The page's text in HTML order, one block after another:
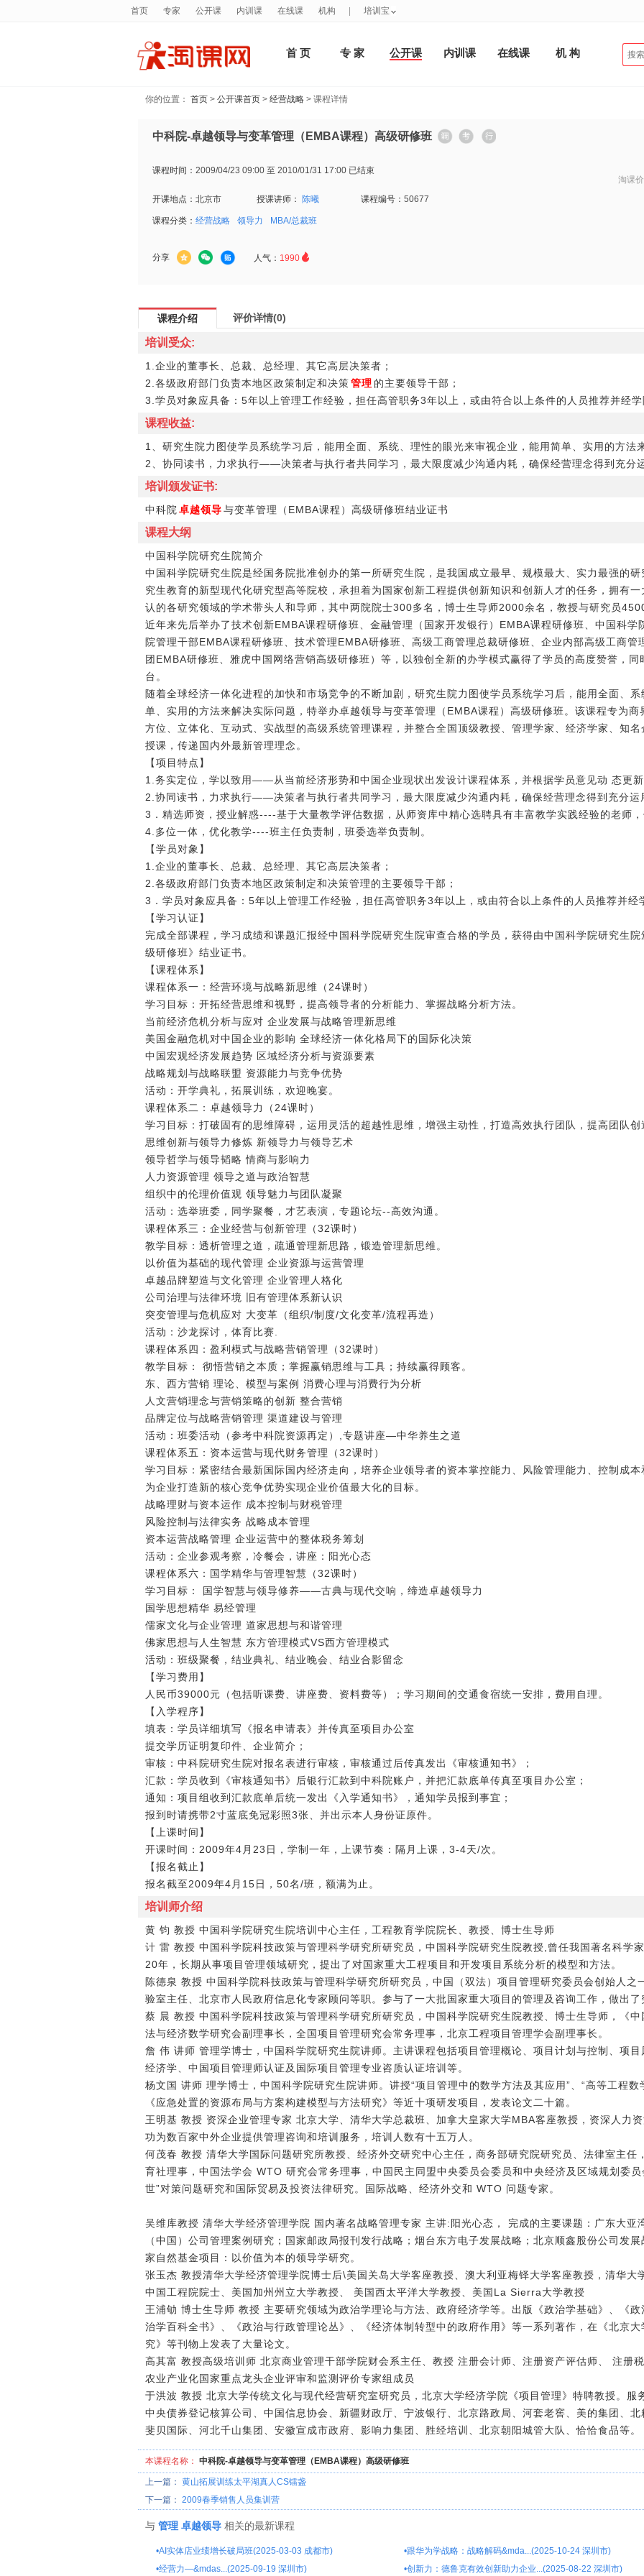
首 页 专 家 公开课 内训课 在线课 机 构
你的位置： 首页 > 公开课首页 > 经营战略 > 课程详情
中科院-卓越领导与变革管理（EMBA课程）高级研修班
课程时间： 2009/04/23 09:00 至 2010/01/31 17:00 已结束
开课地点： 北京市 授课讲师： 陈曦 课程编号： 50677
课程分类： 经营战略 领导力 MBA/总裁班
淘课
分享 人气： 1990 
课程介绍 评价详情(0)
培训受众:
1.企业的董事长、总裁、总经理、其它高层决策者；
2.各级政府部门负责本地区政策制定和决策管理 的主要领导干部；
3.学员对象应具备：5年以上管理工作经验，担任高管职务3年以上，或由符合以上条件的人员推荐并经
课程收益:
1、研究生院力图使学员系统学习后，能用全面、系统、理性的眼光来审视企业，能用简单、实用的方法
2、协同读书，力求执行――决策者与执行者共同学习，最大限度减少沟通内耗，确保经营理念得到充分
培训颁发证书:
中科院 卓越领导与变革管理（EMBA课程）高级研修班结业证书
课程大纲
中国科学院研究生院简介
中国科学院研究生院是经国务院批准创办的第一所研究生院，是我国成立最早、规模最大、实力最强的
究生教育的新型现代化研究型高等院校，承担着为国家创新工程提供创新知识和创新人才的任务，拥有
认的各研究领域的学术带头人和导师，其中两院院士300多名，博士生导师2000余名，教授与研究员
近年来先后举办了技术创新EMBA课程研修班、金融管理（国家开发银行）EMBA课程研修班、中国科
院管理干部EMBA课程研修班、技术管理EMBA研修班、高级工商管理总裁研修班、企业内部高级工商
团EMBA研修班、雅虎中国网络营销高级研修班）等，以独创全新的办学模式赢得了学员的高度赞誉，
台。
随着全球经济一体化进程的加快和市场竞争的不断加剧，研究生院力图使学员系统学习后，能用全面、
单、实用的方法来解决实际问题，特举办卓越领导与变革管理（EMBA课程）高级研修班。该课程专为
方位、立体化、互动式、实战型的高级系统管理课程，并整合全国顶级教授、管理学家、经济学家、知
授课，传递国内外最新管理理念。
【项目特点】
1.务实定位，学以致用――从当前经济形势和中国企业现状出发设计课程体系，并根据学员意见动 态更
2.协同读书，力求执行――决策者与执行者共同学习，最大限度减少沟通内耗，确保经营理念得到充分运
3．精选师资，授业解惑----基于大量教学评估数据，从师资库中精心选聘具有丰富教学实践经验的老师
4.多位一体，优化教学----班主任负责制，班委选举负责制。
【学员对象】
1.企业的董事长、总裁、总经理、其它高层决策者；
2.各级政府部门负责本地区政策制定和决策管理的主要领导干部；
3．学员对象应具备：5年以上管理工作经验，担任高管职务3年以上，或由符合以上条件的人员推荐并经
【学习认证】
完成全部课程，学习成绩和课题汇报经中国科学院研究生院审查合格的学员，获得由中国科学院研究生
级研修班》结业证书。
【课程体系】
课程体系一：经营环境与战略新思维（24课时）
学习目标：开拓经营思维和视野，提高领导者的分析能力、掌握战略分析方法。
当前经济危机分析与应对 企业发展与战略管理新思维
美国金融危机对中国企业的影响 全球经济一体化格局下的国际化决策
中国宏观经济发展趋势 区域经济分析与资源要素
战略规划与战略联盟 资源能力与竞争优势
活动：开学典礼，拓展训练，欢迎晚宴。
课程体系二：卓越领导力（24课时）
学习目标：打破固有的思维障碍，运用灵活的超越性思维，增强主动性，打造高效执行团队，提高团队创
思维创新与领导力修炼 新领导力与领导艺术
领导哲学与领导韬略 情商与影响力
人力资源管理 领导之道与政治智慧
组织中的伦理价值观 领导魅力与团队凝聚
活动：选举班委，同学聚餐，才艺表演，专题论坛--高效沟通。
课程体系三：企业经营与创新管理（32课时）
教学目标：透析管理之道，疏通管理新思路，锻造管理新思维。
以价值为基础的现代管理 企业资源与运营管理
卓越品牌塑造与文化管理 企业管理人格化
公司治理与法律环境 旧有管理体系新认识
突变管理与危机应对 大变革（组织/制度/文化变革/流程再造）
活动：沙龙探讨，体育比赛.
课程体系四：盈利模式与战略营销管理（32课时）
教学目标： 彻悟营销之本质；掌握赢销思维与工具；持续赢得顾客。
东、西方营销 理论、模型与案例 消费心理与消费行为分析
人文营销理念与营销策略的创新 整合营销
品牌定位与战略营销管理 渠道建设与管理
活动：班委活动（参考中科院资源再定）,专题讲座―中华养生之道
课程体系五：资本运营与现代财务管理（32课时）
学习目标：紧密结合最新国际国内经济走向，培养企业领导者的资本掌控能力、风险管理能力、控制成
为企业打造新的核心竞争优势实现企业价值最大化的目标。
战略理财与资本运作 成本控制与财税管理
风险控制与法律实务 战略成本管理
资本运营战略管理 企业运营中的整体税务筹划
活动：企业参观考察，冷餐会，讲座：阳光心态
课程体系六：国学精华与管理智慧（32课时）
学习目标： 国学智慧与领导修养――古典与现代交响，缔造卓越领导力
国学思想精华 易经管理
儒家文化与企业管理 道家思想与和谐管理
佛家思想与人生智慧 东方管理模式VS西方管理模式
活动：班级聚餐，结业典礼、结业晚会、结业合影留念
【学习费用】
人民币39000元（包括听课费、讲座费、资料费等）；学习期间的交通食宿统一安排，费用自理。
【入学程序】
填表：学员详细填写《报名申请表》并传真至项目办公室
提交学历证明复印件、企业简介；
审核：中科院研究生院对报名表进行审核，审核通过后传真发出《审核通知书》；
汇款：学员收到《审核通知书》后银行汇款到中科院账户，并把汇款底单传真至项目办公室；
通知：项目组收到汇款底单后统一发出《入学通知书》，通知学员报到事宜；
报到时请携带2寸蓝底免冠彩照3张、并出示本人身份证原件。
【上课时间】
开课时间：2009年4月23日，学制一年，上课节奏：隔月上课，3-4天/次。
【报名截止】
报名截至2009年4月15日，50名/班，额满为止。
培训师介绍
黄 钧 教授 中国科学院研究生院培训中心主任，工程教育学院院长、教授、博士生导师
计 雷 教授 中国科学院科技政策与管理科学研究所研究员，中国科学院研究生院教授,曾任我国著名科学
20年，长期从事项目管理领域研究，提出了对国家重大工程项目和开发项目系统分析的模型和方法。
陈德泉 教授 中国科学院科技政策与管理科学研究所研究员，中国（双法）项目管理研究委员会创始人
验室主任、北京市人民政府信息化专家顾问等职。参与了一大批国家重大项目的管理及咨询工作，做出
蔡 晨 教授 中国科学院科技政策与管理科学研究所研究员，中国科学院研究生院教授、博士生导师，《
法与经济数学研究会副理事长，全国项目管理研究会常务理事，北京工程项目管理学会副理事长。
詹 伟 讲师 管理学博士，中国科学院研究生院讲师。主讲课程包括项目管理概论、项目计划与控制、项
经济学、中国项目管理师认证及国际项目管理专业咨质认证培训等。
杨文国 讲师 理学博士，中国科学院研究生院讲师。讲授“项目管理中的数学方法及其应用”、“高等工程
《应急处置的资源布局与方案构建模型与方法研究》等近十项研发项目，发表论文二十篇。
王明基 教授 资深企业管理专家 北京大学、清华大学总裁班、加拿大皇家大学MBA客座教授，资深人力
功为数百家中外企业提供管理咨询和培训服务，培训人数有十五万人。
何茂春 教授 清华大学国际问题研究所教授、经济外交研究中心主任，商务部研究院研究员、法律室主任
育社理事，中国法学会 WTO 研究会常务理事，中国民主同盟中央委员会委员和中央经济及区域规划委
世”对策问题研究和国际贸易及投资法律研究。国际战略、经济外交和 WTO 问题专家。
吴维库教授 清华大学经济管理学院 国内著名战略管理专家 主讲:阳光心态， 完成的主要课题：广东大亚
（中国）公司管理案例研究；国家邮政局报刊发行战略；烟台东方电子发展战略；北京顺鑫股份公司发
家自然基金项目：以价值为本的领导学研究。
张玉杰 教授清华大学经济管理学院博士后\美国关岛大学客座教授、澳大利亚梅铎大学客座教授，清华
中国工程院院士、美国加州州立大学教授、 美国西太平洋大学教授、美国La Sierra大学教授
王浦劬 博士生导师 教授 主要研究领域为政治学理论与方法、政府经济学等。出版《政治学基础》、《
治学百科全书》、《政治与行政管理论丛》、《经济体制转型中的政府作用》等一系列著作，在《北京
究》等刊物上发表了大量论文。
高其富 教授高级培训师 北京商业管理干部学院财会系主任、教授 注册会计师、注册资产评估师、 注册
农业产业化国家重点龙头企业评审和监测评价专家组成员
于洪波 教授 北京大学传统文化与现代经营研究室研究员，北京大学经济学院《项目管理》特聘教授。服
中央债券登记核算公司、中国信息协会、新疆财政厅、宁波银行、北京路政局、河套老窖、美的集团、
斐贝国际、河北千山集团、安徽宣成市政府、影响力集团、胜经培训、北京朝阳城管大队、恰恰食品等。
本课程名称： 中科院-卓越领导与变革管理（EMBA课程）高级研修班
上一篇： 黄山拓展训练太平湖真人CS镭盏
下一篇： 2009春季销售人员集训营
与 管理 卓越领导 相关的最新课程
•AI实体店业绩增长破局班(2025-03-03 成都市) •跟华为学战略：战略解码&mda...(2025-10-24 深圳市)
•经营力—&mdas...(2025-09-19 深圳市) •创新力：德鲁克有效创新助力企业...(2025-08-22 深圳市)
首页 专家 公开课 内训课 在线课 机构 培训宝